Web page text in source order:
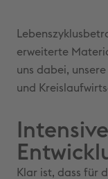
erweiterte
uns dabei,
und
Klar ist, dass für